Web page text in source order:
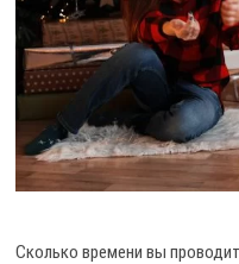
Сколько времени вы